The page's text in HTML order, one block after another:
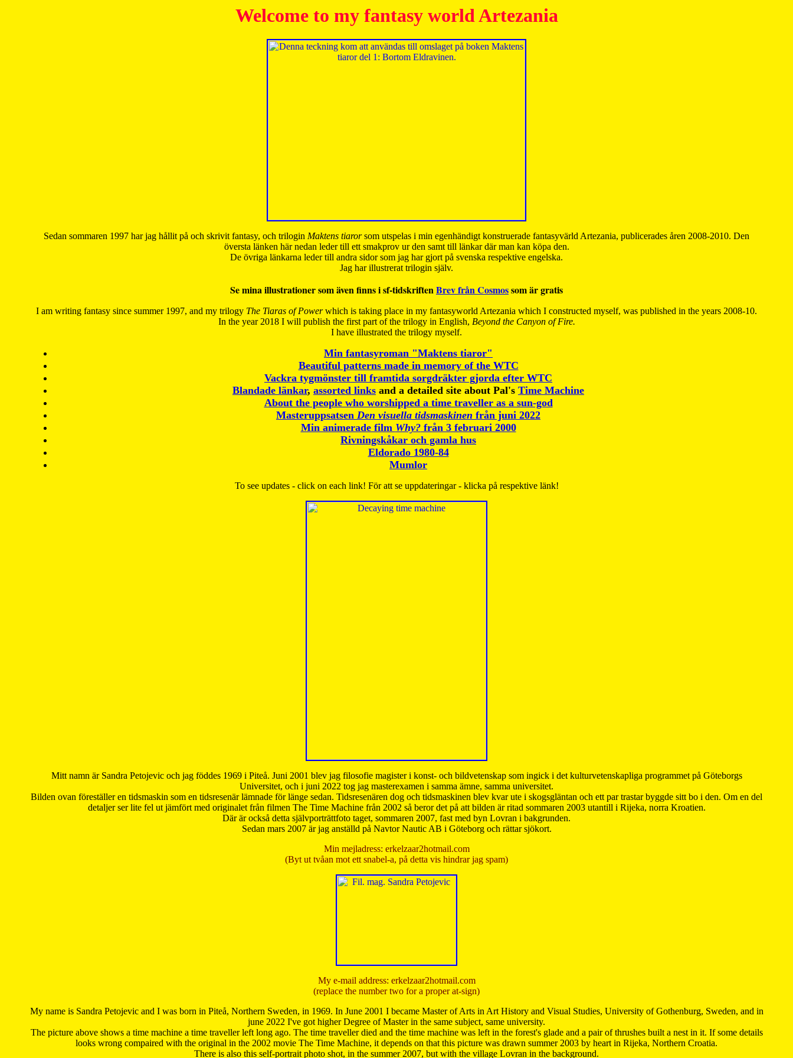
Welcome to my fantasy world Artezania
Sedan sommaren 1997 har jag hållit på och skrivit fantasy, och trilogin Maktens tiarorsom utspelas i min egenhändigt konstruerade fantasyvärld Artezania, publicerades åren 2008-2010. Den
översta länken här nedan leder till ett smakprov ur den samt till länkar där man kan köpa den.
De övriga länkarna leder till andra sidor som jag har gjort på svenska respektive engelska.
Jag har illustrerat trilogin själv.
Se mina illustrationer som även finns i sf-tidskriftenBrev från Cosmossom är gratis
I am writing fantasy since summer 1997, and my trilogy The Tiaras of Powerwhich is taking place in my fantasyworld Artezania which I constructed myself, was published in the years 2008-10.
In the year 2018 I will publish the first part of the trilogy in English, Beyond the Canyon of Fire.
I have illustrated the trilogy myself.
Min fantasyroman "Maktens tiaror"
Beautiful patterns made in memory of the WTC
Vackra tygmönster till framtida sorgdräkter gjorda efter WTC
Blandade länkar, assorted links and a detailed site about Pal's Time Machine
About the people who worshipped a time traveller as a sun-god
Masteruppsatsen Den visuella tidsmaskinen från juni 2022
Min animerade film Why?från 3 februari 2000
Rivningskåkar och gamla hus
Eldorado 1980-84
Mumlor
To see updates - click on each link! För att se uppdateringar - klicka på respektive länk!
Mitt namn är Sandra Petojevic och jag föddes 1969 i Piteå. Juni 2001 blev jag filosofie magister i konst- och bildvetenskap som ingick i det kulturvetenskapliga programmet på Göteborgs
Universitet, och i juni 2022 tog jag masterexamen i samma ämne, samma universitet.
Bilden ovan föreställer en tidsmaskin som en tidsresenär lämnade för länge sedan. Tidsresenären dog och tidsmaskinen blev kvar ute i skogsgläntan och ett par trastar byggde sitt bo i den. Om en del
detaljer ser lite fel ut jämfört med originalet från filmen The Time Machine från 2002 så beror det på att bilden är ritad sommaren 2003 utantill i Rijeka, norra Kroatien.
Där är också detta självporträttfoto taget, sommaren 2007, fast med byn Lovran i bakgrunden.
Sedan mars 2007 är jag anställd på Navtor Nautic AB i Göteborg och rättar sjökort.
Min mejladress: erkelzaar2hotmail.com
(Byt ut tvåan mot ett snabel-a, på detta vis hindrar jag spam)
My e-mail address: erkelzaar2hotmail.com
(replace the number two for a proper at-sign)
My name is Sandra Petojevic and I was born in Piteå, Northern Sweden, in 1969. In June 2001 I became Master of Arts in Art History and Visual Studies, University of Gothenburg, Sweden, and in
june 2022 I've got higher Degree of Master in the same subject, same university.
The picture above shows a time machine a time traveller left long ago. The time traveller died and the time machine was left in the forest's glade and a pair of thrushes built a nest in it. If some details
looks wrong compaired with the original in the 2002 movie The Time Machine, it depends on that this picture was drawn summer 2003 by heart in Rijeka, Northern Croatia.
There is also this self-portrait photo shot, in the summer 2007, but with the village Lovran in the background.